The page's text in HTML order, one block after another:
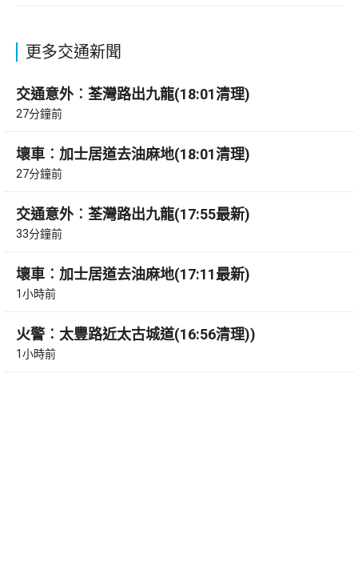
更多交通新聞
交通意外︰荃灣路出九龍(18:01清理)
27分鐘前
壞車︰加士居道去油麻地(18:01清理)
27分鐘前
交通意外︰荃灣路出九龍(17:55最新)
33分鐘前
壞車︰加士居道去油麻地(17:11最新)
1小時前
火警︰太豐路近太古城道(16:56清理))
1小時前